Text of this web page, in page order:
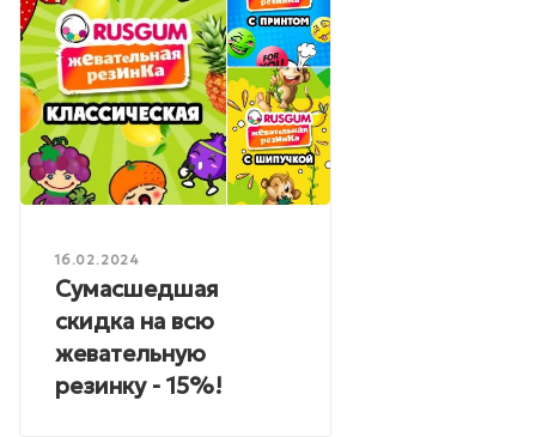
16.02.2024
Сумасшедшая
скидка на всю
жевательную
резинку - 15%!